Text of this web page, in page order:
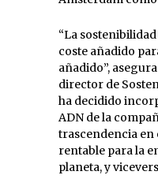
“La
coste añadido
añadido”,
director de
ha decidido
ADN de la
trascendencia en
rentable para la
planeta, y